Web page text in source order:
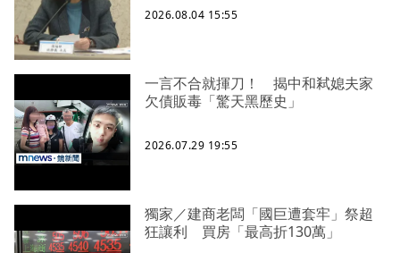
2026.08.04 15:55
一言不合就揮刀！ 揭中和弒媳夫家
欠債販毒「驚天黑歷史」
2026.07.29 19:55
獨家／建商老闆「國巨遭套牢」祭超
狂讓利 買房「最高折130萬」